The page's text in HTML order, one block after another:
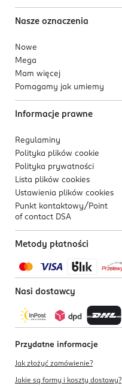
Nasze oznaczenia
Nowe
Mega
Mam więcej
Pomagamy jak umiemy
Informacje prawne
Regulaminy
Polityka plików cookie
Polityka prywatności
Lista plików cookies
Ustawienia plików cookies
Punkt kontaktowy/ Point
of contact DSA
Metody płatności
Nasi dostawcy
Przydatne informacje
Jak złożyć zamówienie?
Jakie są formy i koszty dostawy?